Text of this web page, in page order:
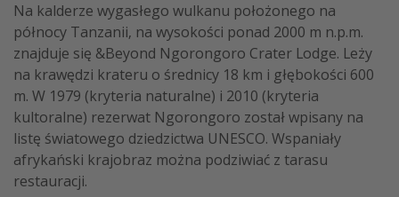
Na kalderze wygasłego wulkanu położonego na
północy Tanzanii, na wysokości ponad 2000 m n.p.m.
znajduje się &Beyond Ngorongoro Crater Lodge. Leży
na krawędzi krateru o średnicy 18 km i głębokości 600
m. W 1979 (kryteria naturalne) i 2010 (kryteria
kultoralne) rezerwat Ngorongoro został wpisany na
listę światowego dziedzictwa UNESCO. Wspaniały
afrykański krajobraz można podziwiać z tarasu
restauracji.